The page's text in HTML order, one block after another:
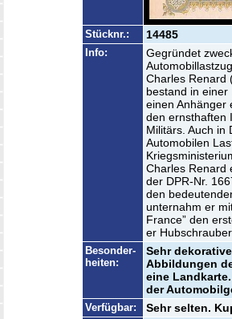
Stücknr.: 14485
Info:
Gegründet
Charles Renard
bestand in
einen Anhänger
den ernsthaften
Militärs. Auch in
Automobilen
Charles Renard
der DPR-Nr.
den
unternahm er
France” den
er
Besonder-
heiten:
Sehr
Abbildungen
eine
der
Verfügbar: Sehr selten.